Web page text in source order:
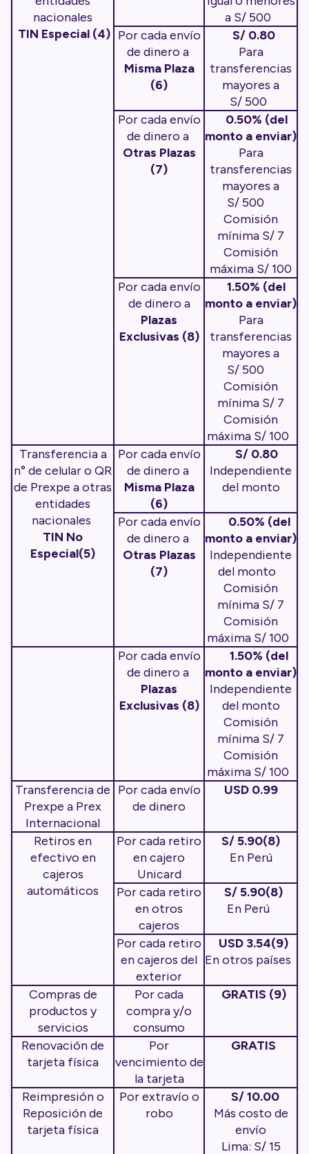
nacionales
TIN Especial (4)
a S/ 500
Por cada envío
de dinero a
Misma Plaza
(6)
S/ 0.80
Para
transferencias
mayores a
S/ 500
Por cada envío
de dinero a
Otras Plazas
(7)
0.50% (del
monto a enviar)
Para
transferencias
mayores a
S/ 500
Comisión
mínima S/ 7
Comisión
máxima S/ 100
Por cada envío
de dinero a
Plazas
Exclusivas (8)
1.50% (del
monto a enviar)
Para
transferencias
mayores a
S/ 500
Comisión
mínima S/ 7
Comisión
máxima S/ 100
Transferencia a
n° de celular o QR
de Prexpe a otras
entidades
nacionales
TIN No
Especial(5)
Por cada envío
de dinero a
Misma Plaza
(6)
S/ 0.80
Independiente
del monto
Por cada envío
de dinero a
Otras Plazas
(7)
0.50% (del
monto a enviar)
Independiente
del monto
Comisión
mínima S/ 7
Comisión
máxima S/ 100
Por cada envío
de dinero a
Plazas
Exclusivas (8)
1.50% (del
monto a enviar)
Independiente
del monto
Comisión
mínima S/ 7
Comisión
máxima S/ 100
Transferencia de
Prexpe a Prex
Internacional
Por cada envío
de dinero
USD 0.99
Retiros en
efectivo en
cajeros
automáticos
Por cada retiro
en cajero
Unicard
S/ 5.90(8)
En Perú
Por cada retiro
en otros
cajeros
S/ 5.90(8)
En Perú
Por cada retiro
en cajeros del
exterior
USD 3.54(9)
En otros países
Compras de
productos y
servicios
Por cada
compra y/o
consumo
GRATIS (9)
Renovación de
tarjeta física
Por
vencimiento de
la tarjeta
GRATIS
Reimpresión o
Reposición de
tarjeta física
Por extravío o
robo
S/ 10.00
Más costo de
envío
Lima: S/ 15